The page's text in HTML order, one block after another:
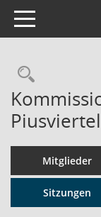
Toggle navigation
Mitglieder
Sitzungen